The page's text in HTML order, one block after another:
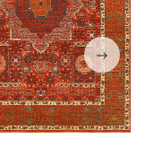
→